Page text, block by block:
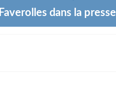
Faverolles dans la presse